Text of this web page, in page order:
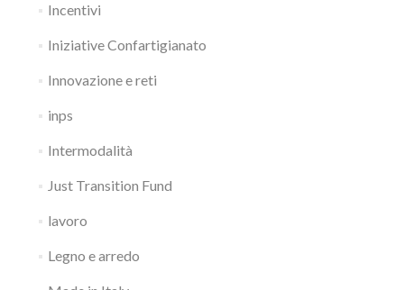
Incentivi
Iniziative Confartigianato
Innovazione e reti
inps
Intermodalità
Just Transition Fund
lavoro
Legno e arredo